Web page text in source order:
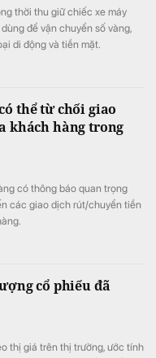
thời thu giữ chiếc xe máy
để vận chuyển số vàng,
di động và tiền mặt.
thể từ chối giao
khách hàng trong
có thông báo quan trọng
các giao dịch rút/chuyển tiền
cổ phiếu đã
thị giá trên thị trường, ước tính